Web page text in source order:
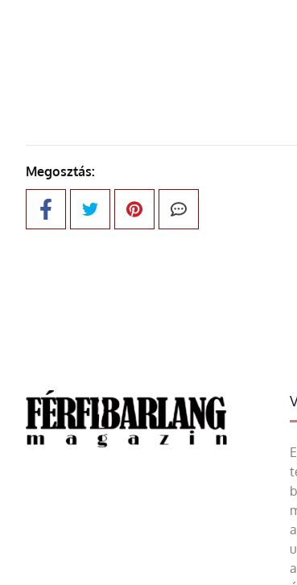
Megosztás: